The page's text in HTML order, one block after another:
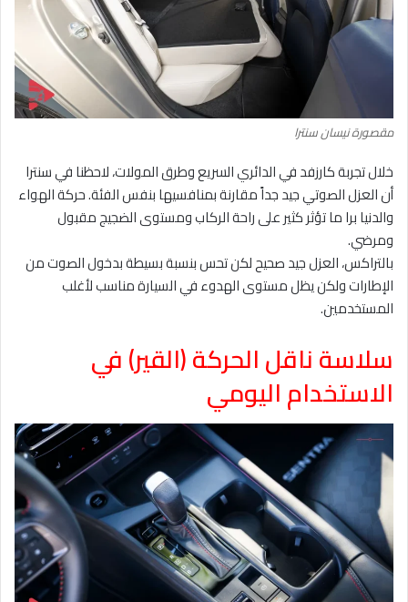
مقصورة نيسان سنترا
خلال تجربة كارزفد في الدائري السريع وطرق المولات، لاحظنا في سنترا
أن العزل الصوتي جيد جداً مقارنة بمنافسيها بنفس الفئة. حركة الهواء
والدنيا برا ما تؤثر كثير على راحة الركاب ومستوى الضجيج مقبول
ومرضي.
بالتراكس، العزل جيد صحيح لكن تحس بنسبة بسيطة بدخول الصوت من
الإطارات ولكن يظل مستوى الهدوء في السيارة مناسب لأغلب
المستخدمين.
سلاسة ناقل الحركة (القير) في
الاستخدام اليومي